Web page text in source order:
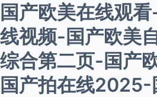
国产欧美在线观
线视频-国产欧美
综合第二页-国产
国产拍在线2025-